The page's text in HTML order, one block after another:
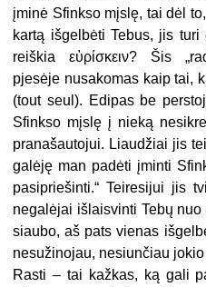
įminė Sfinkso mįslę, tai dėl
kartą išgelbėti Tebus, jis turi
reiškia εὑρίσκειν? Šis
pjesėje nusakomas kaip tai,
(tout seul). Edipas be
Sfinkso mįslę į nieką
pranašautojui. Liaudžiai jis
galėję man padėti įminti
pasipriešinti.“ Teiresijui jis
negalėjai išlaisvinti Tebų
siaubo, aš pats vienas
nesužinojau, nesiunčiau
Rasti – tai kažkas, ką gali